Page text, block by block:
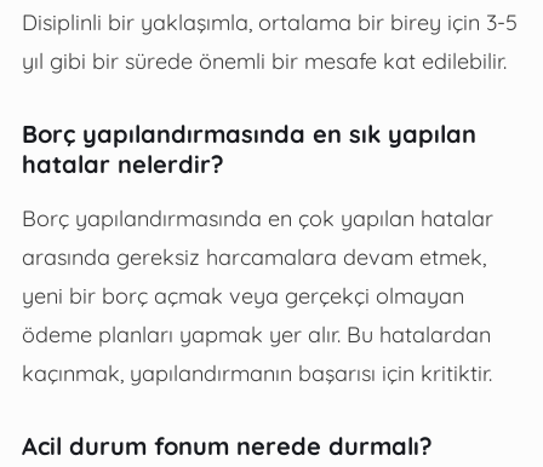
Disiplinli bir yaklaşımla, ortalama bir birey için 3-5
yıl gibi bir sürede önemli bir mesafe kat edilebilir.
Borç yapılandırmasında en sık yapılan
hatalar nelerdir?
Borç yapılandırmasında en çok yapılan hatalar
arasında gereksiz harcamalara devam etmek,
yeni bir borç açmak veya gerçekçi olmayan
ödeme planları yapmak yer alır. Bu hatalardan
kaçınmak, yapılandırmanın başarısı için kritiktir.
Acil durum fonum nerede durmalı?